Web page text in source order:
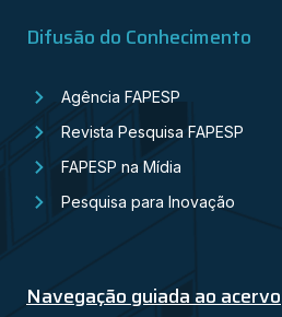
Difusão do Conhecimento
Agência FAPESP
Revista Pesquisa FAPESP
FAPESP na Mídia
Pesquisa para Inovação
Navegação guiada ao acervo